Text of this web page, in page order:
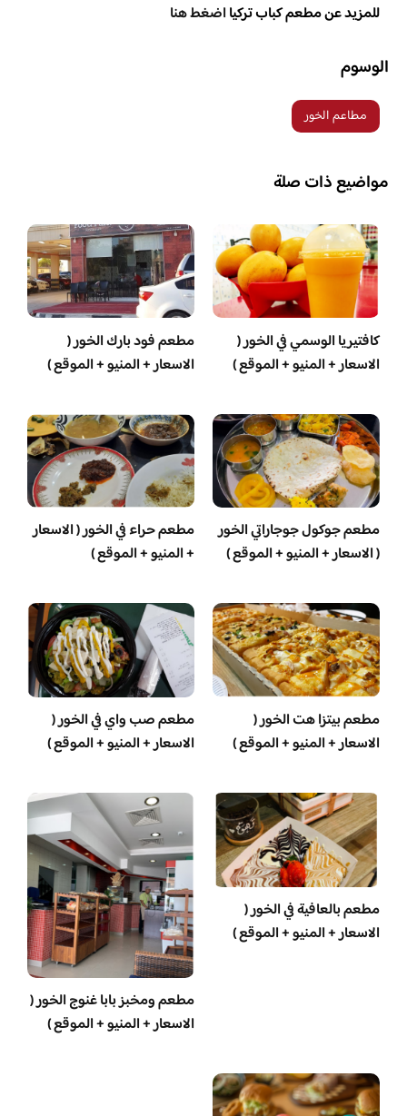
للمزيد عن مطعم كباب تركيااضغط هنا
الوسوم
مطاعم الخور
مواضيع ذات صلة
كافتيريا الوسمي في الخور (
الاسعار + المنيو + الموقع )
مطعم فود بارك الخور (
الاسعار + المنيو + الموقع )
مطعم جوكول جوجاراتي الخور
( الاسعار + المنيو + الموقع )
مطعم حراء في الخور ( الاسعار
+ المنيو + الموقع )
مطعم بيتزا هت الخور (
الاسعار + المنيو + الموقع )
مطعم صب واي في الخور (
الاسعار + المنيو + الموقع )
مطعم بالعافية في الخور (
الاسعار + المنيو + الموقع )
مطعم ومخبز بابا غنوج الخور (
الاسعار + المنيو + الموقع )